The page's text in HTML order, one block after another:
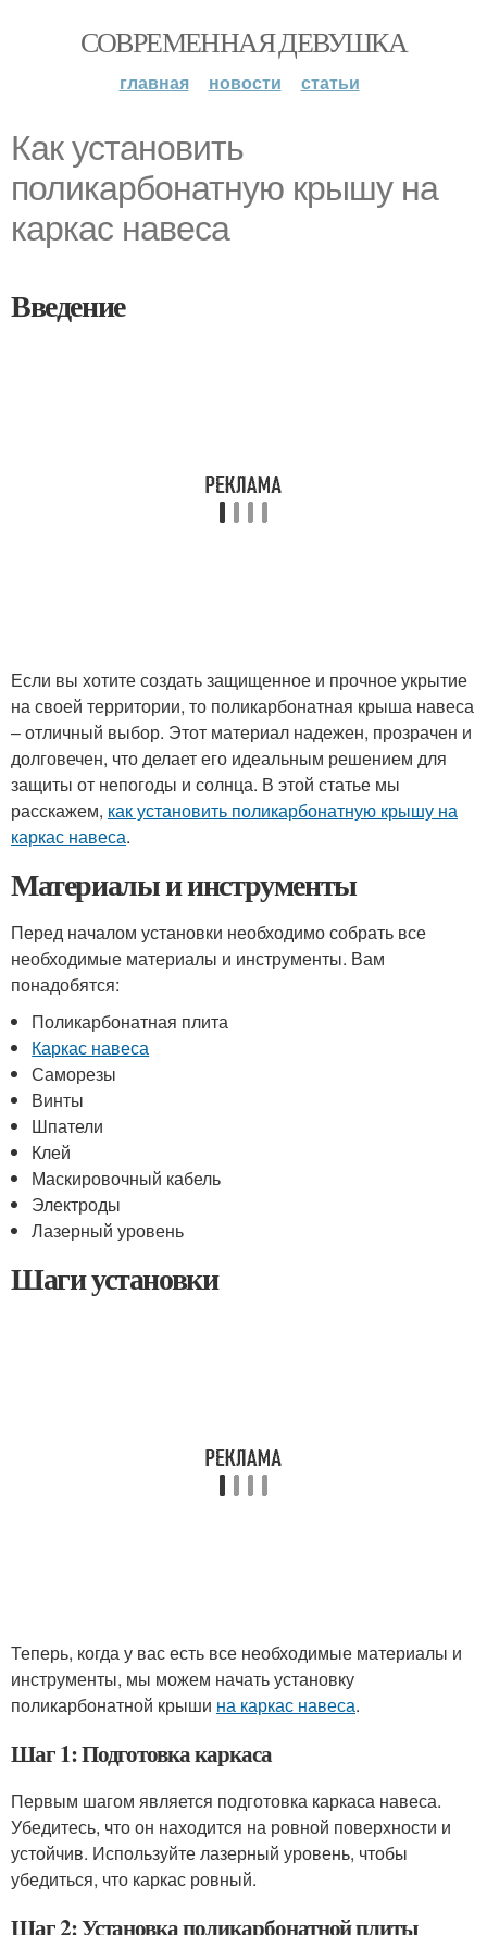
СОВРЕМЕННАЯ ДЕВУШКА
главная новости статьи
Как установить
поликарбонатную крышу на
каркас навеса
Введение
Если вы хотите создать защищенное и прочное укрытие
на своей территории, то поликарбонатная крыша навеса
– отличный выбор. Этот материал надежен, прозрачен и
долговечен, что делает его идеальным решением для
защиты от непогоды и солнца. В этой статье мы
расскажем, как установить поликарбонатную крышу на
каркас навеса.
Материалы и инструменты
Перед началом установки необходимо собрать все
необходимые материалы и инструменты. Вам
понадобятся:
Поликарбонатная плита
Каркас навеса
Саморезы
Винты
Шпатели
Клей
Маскировочный кабель
Электроды
Лазерный уровень
Шаги установки
Теперь, когда у вас есть все необходимые материалы и
инструменты, мы можем начать установку
поликарбонатной крыши на каркас навеса.
Шаг 1: Подготовка каркаса
Первым шагом является подготовка каркаса навеса.
Убедитесь, что он находится на ровной поверхности и
устойчив. Используйте лазерный уровень, чтобы
убедиться, что каркас ровный.
Шаг 2: Установка поликарбонатной плиты